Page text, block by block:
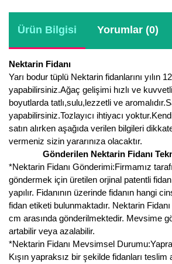
Ürün Bilgisi Yorumlar (0)
Nektarin Fidanı
Yarı bodur tüplü Nektarin fidanlarını yılın
yapabilirsiniz.Ağaç gelişimi hızlı ve
boyutlarda tatlı,sulu,lezzetli ve
yapabilirsiniz.Tozlayıcı ihtiyacı
satın alırken aşağıda verilen bilgileri
vermeniz sizin yararınıza olacaktır.
Gönderilen Nektarin Fidanı
*Nektarin Fidanı Gönderimi:Firmamız
göndermek için üretilen orjinal patentli
yapılır. Fidanının üzerinde fidanın hangi
fidan etiketi bulunmaktadır. Nektarin
cm arasında gönderilmektedir. Mevsime
artabilir veya azalabilir.
*Nektarin Fidanı Mevsimsel
Kışın yapraksız bir şekilde fidanları teslim